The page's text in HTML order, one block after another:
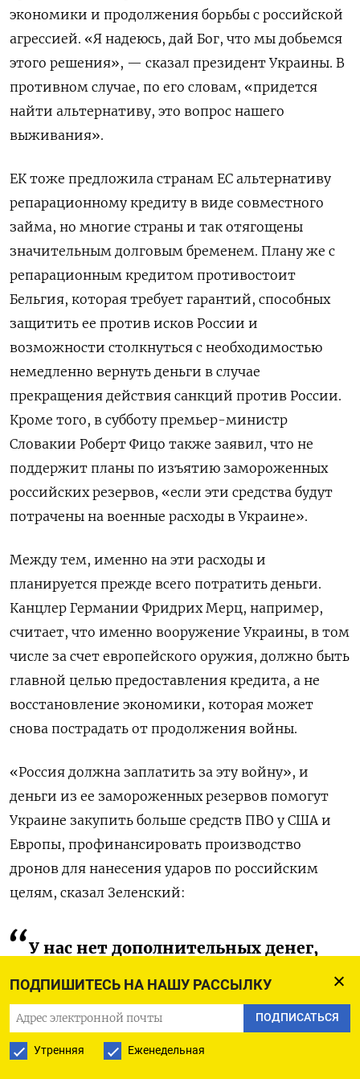
ПОДПИШИТЕСЬ НА НАШУ РАССЫЛКУ
ПОДПИСАТЬСЯ
Утренняя Еженедельная
экономики и продолжения борьбы с российской
агрессией. «Я надеюсь, дай Бог, что мы добьемся
этого решения», — сказал президент Украины. В
противном случае, по его словам, «придется
найти альтернативу, это вопрос нашего
выживания».
ЕК тоже предложила странам ЕС альтернативу
репарационному кредиту в виде совместного
займа, но многие страны и так отягощены
значительным долговым бременем. Плану же с
репарационным кредитом противостоит
Бельгия, которая требует гарантий, способных
защитить ее против исков России и
возможности столкнуться с необходимостью
немедленно вернуть деньги в случае
прекращения действия санкций против России.
Кроме того, в субботу премьер-министр
Словакии Роберт Фицо также заявил, что не
поддержит планы по изъятию замороженных
российских резервов, «если эти средства будут
потрачены на военные расходы в Украине».
Между тем, именно на эти расходы и
планируется прежде всего потратить деньги.
Канцлер Германии Фридрих Мерц, например,
считает, что именно вооружение Украины, в том
числе за счет европейского оружия, должно быть
главной целью предоставления кредита, а не
восстановление экономики, которая может
снова пострадать от продолжения войны.
«Россия должна заплатить за эту войну», и
деньги из ее замороженных резервов помогут
Украине закупить больше средств ПВО у США и
Европы, профинансировать производство
дронов для нанесения ударов по российским
целям, сказал Зеленский:
У нас нет дополнительных денег,
это справедливо.
Он предложил Трампу послать «хороший
сигнал» европейским лидерам. В США